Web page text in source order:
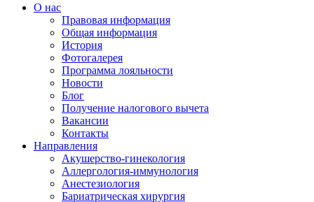
О нас
Правовая информация
Общая информация
История
Фотогалерея
Программа лояльности
Новости
Блог
Получение налогового вычета
Вакансии
Контакты
Направления
Акушерство-гинекология
Аллергология-иммунология
Анестезиология
Бариатрическая хирургия